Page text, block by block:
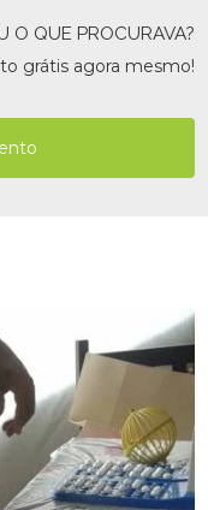
O QUE PROCURAVA?
grátis agora mesmo!